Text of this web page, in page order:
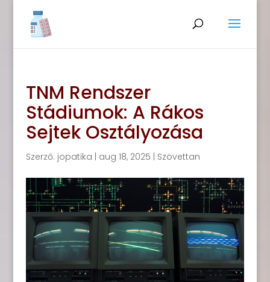
TNM Rendszer
Stádiumok: A Rákos
Sejtek Osztályozása
Szerző: jopatika aug 18, 2025 Szövettan